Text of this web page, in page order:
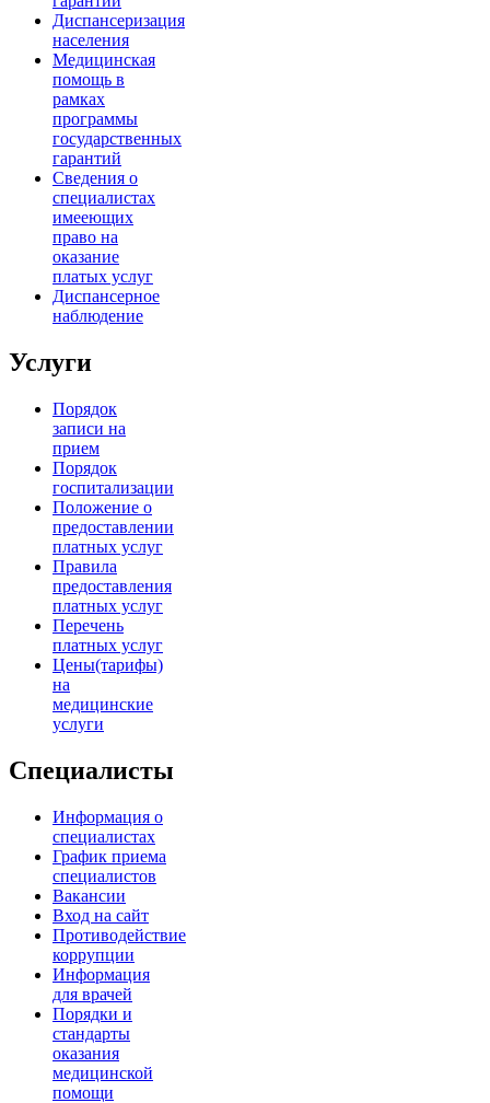
Диспансеризация
населения
Медицинская
помощь в
рамках
программы
государственных
гарантий
Сведения о
специалистах
имееющих
право на
оказание
платых услуг
Диспансерное
наблюдение
Услуги
Порядок
записи на
прием
Порядок
госпитализации
Положение о
предоставлении
платных услуг
Правила
предоставления
платных услуг
Перечень
платных услуг
Цены(тарифы)
на
медицинские
услуги
Специалисты
Информация о
специалистах
График приема
специалистов
Вакансии
Вход на сайт
Противодействие
коррупции
Информация
для врачей
Порядки и
стандарты
оказания
медицинской
помощи